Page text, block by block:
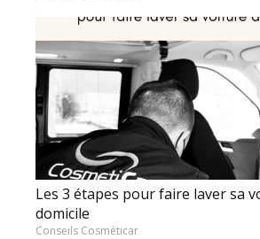
Les 3 étapes pour faire laver sa
domicile
Conseils Cosméticar